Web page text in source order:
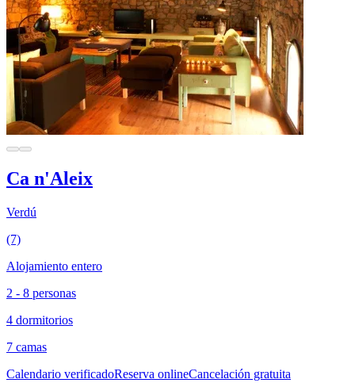
Ca n'Aleix
Verdú
(7)
Alojamiento entero
2 - 8 personas
4 dormitorios
7 camas
Calendario verificadoReserva onlineCancelación gratuita